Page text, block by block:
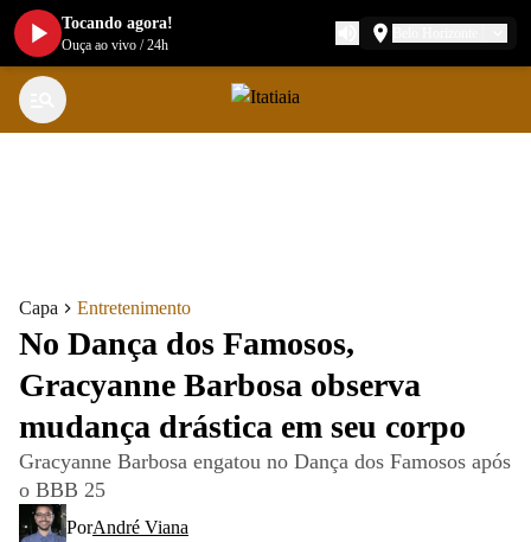
Capa Entretenimento
No Dança dos Famosos,
Gracyanne Barbosa observa
mudança drástica em seu corpo
Gracyanne Barbosa engatou no Dança dos Famosos após
o BBB 25
PorAndré Viana
Tocando agora!
Ouça ao vivo /24h